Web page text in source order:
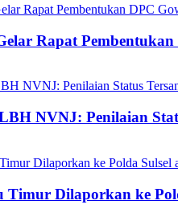
Rapat
NVNJ: Penilaian
Dilaporkan ke